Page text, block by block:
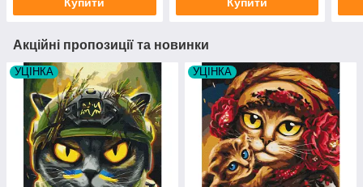
Акційні пропозиції та новинки
УЦІНКА УЦІНКА